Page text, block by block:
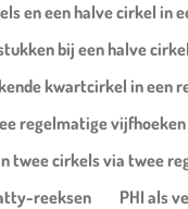
en een halve cirkel in
bij een halve
kwartcirkel in een
regelmatige
twee cirkels via twee
reeksen
PHI als